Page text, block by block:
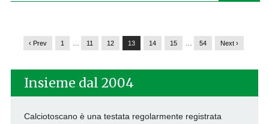
‹ Prev 1 … 11 12 13 14 15 … 54 Next ›
Insieme dal 2004
Calciotoscano è una testata regolarmente registrata